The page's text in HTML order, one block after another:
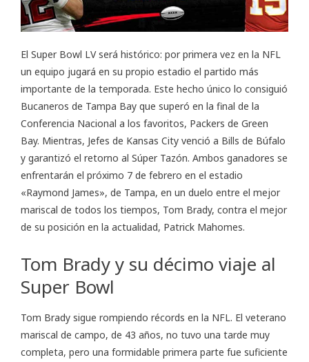
El Super Bowl LV será histórico: por primera vez en la NFL
un equipo jugará en su propio estadio el partido más
importante de la temporada. Este hecho único lo consiguió
Bucaneros de Tampa Bay que superó en la final de la
Conferencia Nacional a los favoritos, Packers de Green
Bay. Mientras, Jefes de Kansas City venció a Bills de Búfalo
y garantizó el retorno al Súper Tazón. Ambos ganadores se
enfrentarán el próximo 7 de febrero en el estadio
«Raymond James», de Tampa, en un duelo entre el mejor
mariscal de todos los tiempos, Tom Brady, contra el mejor
de su posición en la actualidad, Patrick Mahomes.
Tom Brady y su décimo viaje al
Super Bowl
Tom Brady sigue rompiendo récords en la NFL. El veterano
mariscal de campo, de 43 años, no tuvo una tarde muy
completa, pero una formidable primera parte fue suficiente